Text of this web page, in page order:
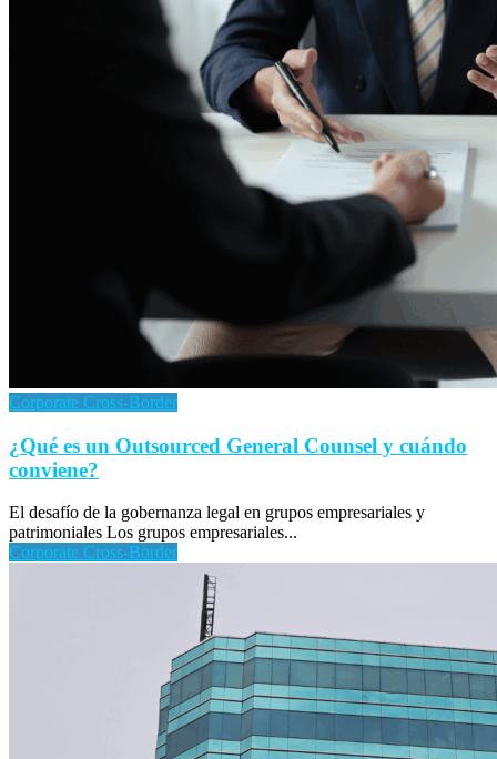
Corporate Cross-Border
¿Qué es un Outsourced General Counsel y cuándo
conviene?
El desafío de la gobernanza legal en grupos empresariales y
patrimoniales Los grupos empresariales...
Corporate Cross-Border